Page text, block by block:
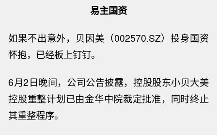
易主国资
如果不出意外，贝因美（002570.SZ）投身国资
怀抱，已经板上钉钉。
6月2日晚间，公司公告披露，控股股东小贝大美
控股重整计划已由金华中院裁定批准，同时终止
其重整程序。